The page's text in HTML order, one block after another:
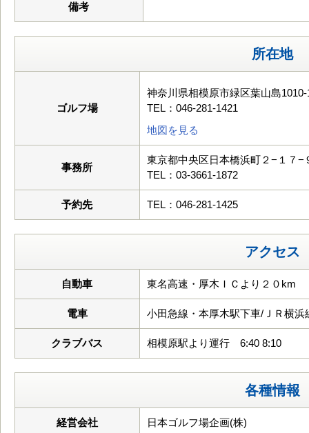
備考
所在地
ゴルフ場
神奈川県相模原市緑区葉山島1010-
TEL：046-281-1421
地図を見る
事務所
東京都中央区日本橋浜町２−１７−
TEL：03-3661-1872
予約先 TEL：046-281-1425
アクセス
自動車 東名高速・厚木ＩＣより２０km
電車 小田急線・本厚木駅下車/ＪＲ横浜
クラブバス 相模原駅より運行 6:40 8:10
各種情報
経営会社 日本ゴルフ場企画(株)